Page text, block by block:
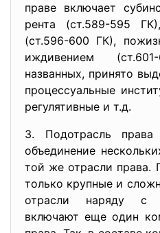
праве включает
рента (ст.589-595
(ст.596-600 ГК),
иждивением
названных, принято
процессуальные
регулятивные и т.д.
3. Подотрасль права
объединение
той же отрасли права.
только крупные и
отрасли наряду с
включают еще один